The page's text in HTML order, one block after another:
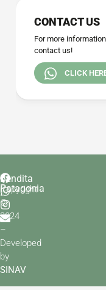
CONTACT US
For more information
contact us!
CLICK
Copyright
©
2024
–
Developed
by
SINAV
Bendita
Patagonia